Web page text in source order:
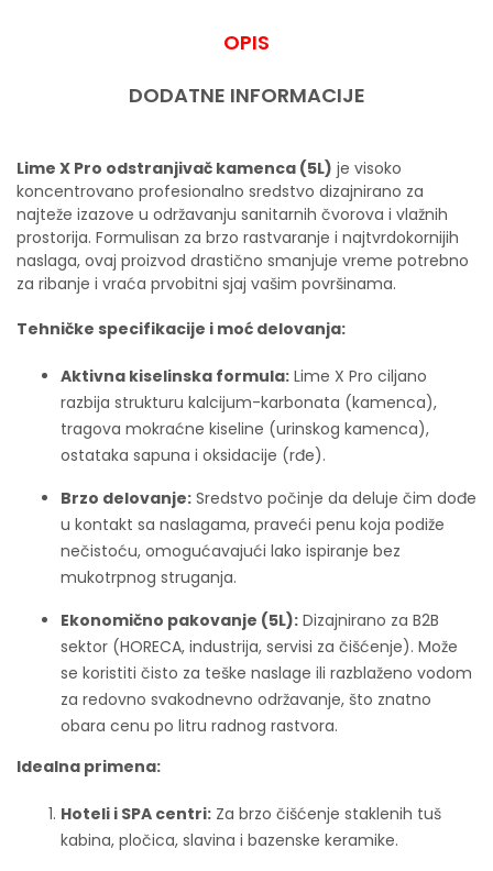
OPIS
DODATNE INFORMACIJE
Lime X Pro odstranjivač kamenca (5L) je visoko
koncentrovano profesionalno sredstvo dizajnirano za
najteže izazove u održavanju sanitarnih čvorova i vlažnih
prostorija. Formulisan za brzo rastvaranje i najtvrdokornijih
naslaga, ovaj proizvod drastično smanjuje vreme potrebno
za ribanje i vraća prvobitni sjaj vašim površinama.
Tehničke specifikacije i moć delovanja:
Aktivna kiselinska formula: Lime X Pro ciljano
razbija strukturu kalcijum-karbonata (kamenca),
tragova mokraćne kiseline (urinskog kamenca),
ostataka sapuna i oksidacije (rđe).
Brzo delovanje: Sredstvo počinje da deluje čim dođe
u kontakt sa naslagama, praveći penu koja podiže
nečistoću, omogućavajući lako ispiranje bez
mukotrpnog struganja.
Ekonomično pakovanje (5L): Dizajnirano za B2B
sektor (HORECA, industrija, servisi za čišćenje). Može
se koristiti čisto za teške naslage ili razblaženo vodom
za redovno svakodnevno održavanje, što znatno
obara cenu po litru radnog rastvora.
Idealna primena:
Hoteli i SPA centri: Za brzo čišćenje staklenih tuš
kabina, pločica, slavina i bazenske keramike.